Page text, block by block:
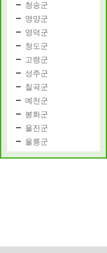
청송군
영양군
영덕군
청도군
고령군
성주군
칠곡군
예천군
봉화군
울진군
울릉군